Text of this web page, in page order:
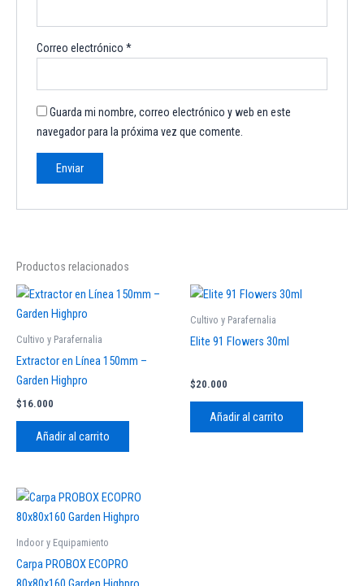
Correo electrónico*
Guarda mi nombre, correo electrónico y web en este
navegador para la próxima vez que comente.
Productos relacionados
Cultivo y Parafernalia
Extractor en Línea 150mm –
Garden Highpro
$16.000
Añadir al carrito
Cultivo y Parafernalia
Elite 91 Flowers 30ml
$20.000
Añadir al carrito
Indoor y Equipamiento
Carpa PROBOX ECOPRO